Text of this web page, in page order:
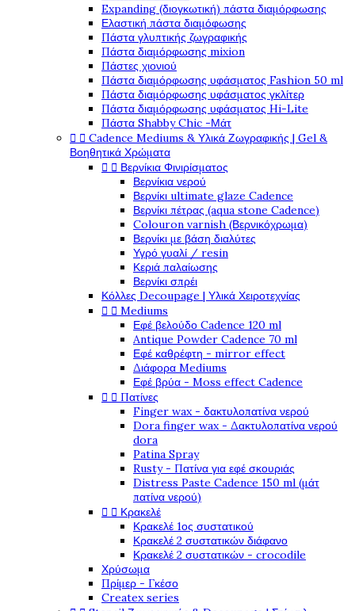
Expanding (διογκωτική) πάστα διαμόρφωσης
Ελαστική πάστα διαμόφωσης
Πάστα γλυπτικής ζωγραφικής
Πάστα διαμόρφωσης mixion
Πάστες χιονιού
Πάστα διαμόρφωσης υφάσματος Fashion 50 ml
Πάστα διαμόρφωσης υφάσματος γκλίτερ
Πάστα διαμόρφωσης υφάσματος Hi-Lite
Πάστα Shabby Chic -Μάτ
  Cadence Mediums & Υλικά Ζωγραφικής | Gel &
Βοηθητικά Χρώματα
  Βερνίκια Φινιρίσματος
Βερνίκια νερού
Βερνίκι ultimate glaze Cadence
Βερνίκι πέτρας (aqua stone Cadence)
Colouron varnish (Βερνικόχρωμα)
Βερνίκι με βάση διαλύτες
Υγρό γυαλί / resin
Κεριά παλαίωσης
Βερνίκι σπρέι
Κόλλες Decoupage | Υλικά Χειροτεχνίας
  Mediums
Εφέ βελούδο Cadence 120 ml
Antique Powder Cadence 70 ml
Εφέ καθρέφτη - mirror effect
Διάφορα Mediums
Εφέ βρύα - Moss effect Cadence
  Πατίνες
Finger wax - δακτυλοπατίνα νερού
Dora finger wax - Δακτυλοπατίνα νερού
dora
Patina Spray
Rusty - Πατίνα για εφέ σκουριάς
Distress Paste Cadence 150 ml (μάτ
πατίνα νερού)
  Κρακελέ
Κρακελέ 1ος συστατικού
Κρακελέ 2 συστατικών διάφανο
Κρακελέ 2 συστατικών - crocodile
Χρύσωμα
Πρίμερ - Γκέσο
Createx series